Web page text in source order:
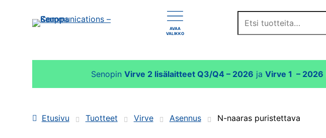
AVAA
VALIKKO
Senopin Virve 2 lisälaitteet Q3/Q4 – 2026 ja Virve 1 – 2026
Etusivu
Tuotteet Virve Asennus N-naaras puristettava